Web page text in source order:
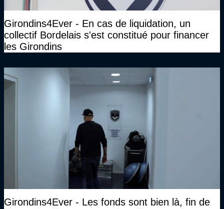
Girondins4Ever - En cas de liquidation, un
collectif Bordelais s'est constitué pour financer
les Girondins
Girondins4Ever - Les fonds sont bien là, fin de